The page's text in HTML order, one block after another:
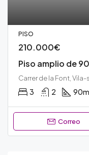
PISO
210.000€
Carrer de la Font,
3 2 90
Correo